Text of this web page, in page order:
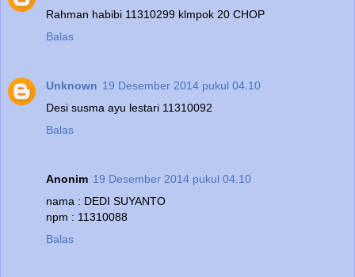
Rahman habibi 11310299 klmpok 20 CHOP
Balas
Unknown 19 Desember 2014 pukul 04.10
Desi susma ayu lestari 11310092
Balas
Anonim 19 Desember 2014 pukul 04.10
nama : DEDI SUYANTO
npm : 11310088
Balas